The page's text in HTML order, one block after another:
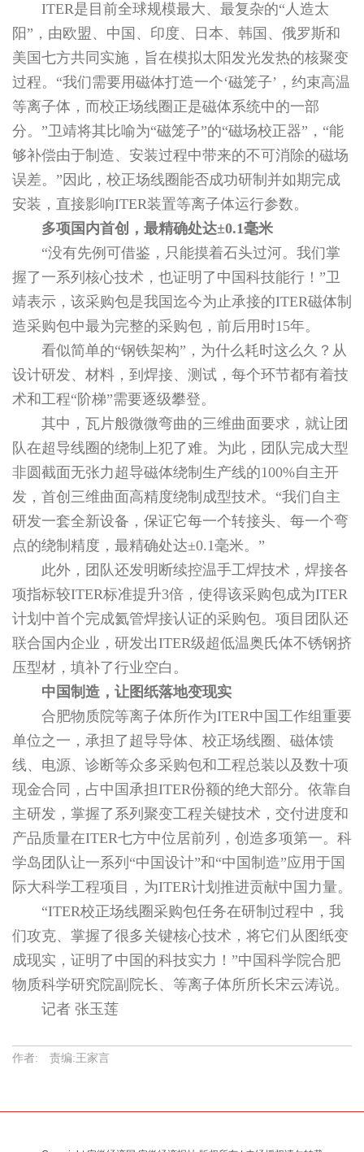
ITER是目前全球规模最大、最复杂的“人造太
阳”，由欧盟、中国、印度、日本、韩国、俄罗斯和
美国七方共同实施，旨在模拟太阳发光发热的核聚变
过程。“我们需要用磁体打造一个‘磁笼子’，约束高温
等离子体，而校正场线圈正是磁体系统中的一部
分。”卫靖将其比喻为“磁笼子”的“磁场校正器”，“能
够补偿由于制造、安装过程中带来的不可消除的磁场
误差。”因此，校正场线圈能否成功研制并如期完成
安装，直接影响ITER装置等离子体运行参数。
多项国内首创，最精确处达±0.1毫米
“没有先例可借鉴，只能摸着石头过河。我们掌
握了一系列核心技术，也证明了中国科技能行！”卫
靖表示，该采购包是我国迄今为止承接的ITER磁体制
造采购包中最为完整的采购包，前后用时15年。
看似简单的“钢铁架构”，为什么耗时这么久？从
设计研发、材料，到焊接、测试，每个环节都有着技
术和工程“阶梯”需要逐级攀登。
其中，瓦片般微微弯曲的三维曲面要求，就让团
队在超导线圈的绕制上犯了难。为此，团队完成大型
非圆截面无张力超导磁体绕制生产线的100%自主开
发，首创三维曲面高精度绕制成型技术。“我们自主
研发一套全新设备，保证它每一个转接头、每一个弯
点的绕制精度，最精确处达±0.1毫米。”
此外，团队还发明断续控温手工焊技术，焊接各
项指标较ITER标准提升3倍，使得该采购包成为ITER
计划中首个完成氦管焊接认证的采购包。项目团队还
联合国内企业，研发出ITER级超低温奥氏体不锈钢挤
压型材，填补了行业空白。
中国制造，让图纸落地变现实
合肥物质院等离子体所作为ITER中国工作组重要
单位之一，承担了超导导体、校正场线圈、磁体馈
线、电源、诊断等众多采购包和工程总装以及数十项
现金合同，占中国承担ITER份额的绝大部分。依靠自
主研发，掌握了系列聚变工程关键技术，交付进度和
产品质量在ITER七方中位居前列，创造多项第一。科
学岛团队让一系列“中国设计”和“中国制造”应用于国
际大科学工程项目，为ITER计划推进贡献中国力量。
“ITER校正场线圈采购包任务在研制过程中，我
们攻克、掌握了很多关键核心技术，将它们从图纸变
成现实，证明了中国的科技实力！”中国科学院合肥
物质科学研究院副院长、等离子体所所长宋云涛说。
记者 张玉莲
作者: 责编:王家言